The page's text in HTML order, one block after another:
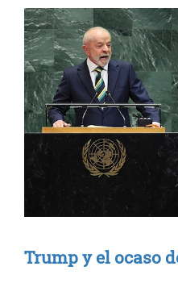
Trump y el ocaso